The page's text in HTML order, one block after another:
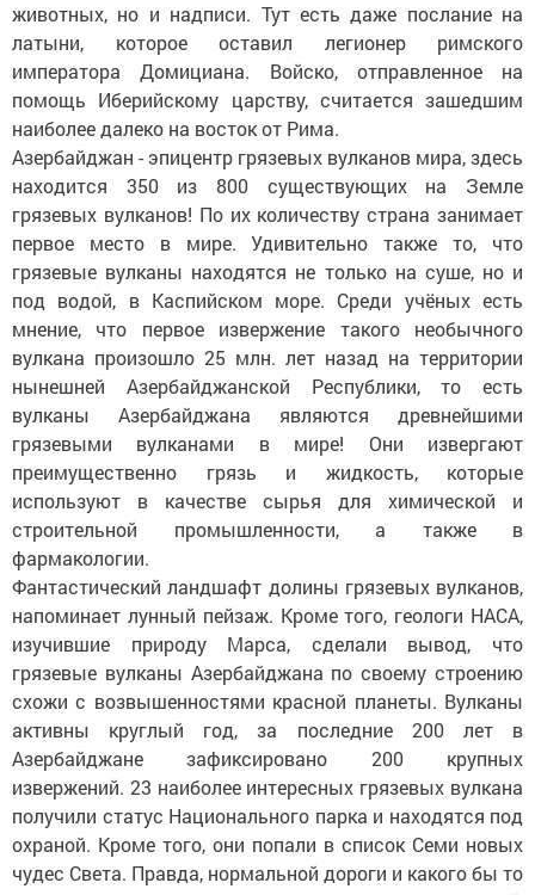
животных, но и надписи. Тут есть даже послание на
латыни, которое оставил легионер римского
императора Домициана. Войско, отправленное на
помощь Иберийскому царству, считается зашедшим
наиболее далеко на восток от Рима.
Азербайджан - эпицентр грязевых вулканов мира, здесь
находится 350 из 800 существующих на Земле
грязевых вулканов! По их количеству страна занимает
первое место в мире. Удивительно также то, что
грязевые вулканы находятся не только на суше, но и
под водой, в Каспийском море. Среди учёных есть
мнение, что первое извержение такого необычного
вулкана произошло 25 млн. лет назад на территории
нынешней Азербайджанской Республики, то есть
вулканы Азербайджана являются древнейшими
грязевыми вулканами в мире! Они извергают
преимущественно грязь и жидкость, которые
используют в качестве сырья для химической и
строительной промышленности, а также в
фармакологии.
Фантастический ландшафт долины грязевых вулканов,
напоминает лунный пейзаж. Кроме того, геологи НАСА,
изучившие природу Марса, сделали вывод, что
грязевые вулканы Азербайджана по своему строению
схожи с возвышенностями красной планеты. Вулканы
активны круглый год, за последние 200 лет в
Азербайджане зафиксировано 200 крупных
извержений. 23 наиболее интересных грязевых вулкана
получили статус Национального парка и находятся под
охраной. Кроме того, они попали в список Семи новых
чудес Света. Правда, нормальной дороги и какого бы то